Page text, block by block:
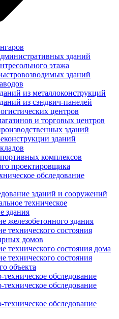
зданий
этажа
зданий
из металлоконструкций
из сэндвич-панелей
центров
и торговых центров
зданий
зданий
комплексов
проектировщика
обследование
зданий и сооружений
техническое
здания
железобетонного здания
технического состояния
домов
технического состояния дома
технического состояния
объекта
техническое обследование
техническое обследование
техническое обследование